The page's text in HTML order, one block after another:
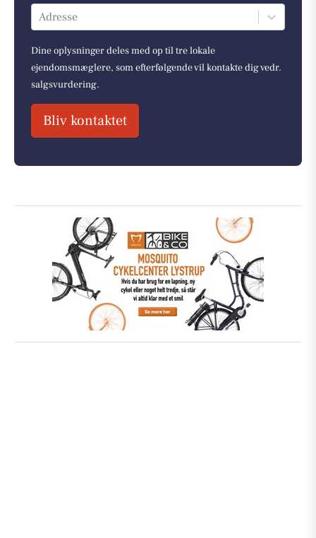
Adresse
Dine oplysninger deles med op til tre lokale
ejendomsmæglere, som efterfølgende vil kontakte dig vedr.
salgsvurdering.
Bliv kontaktet